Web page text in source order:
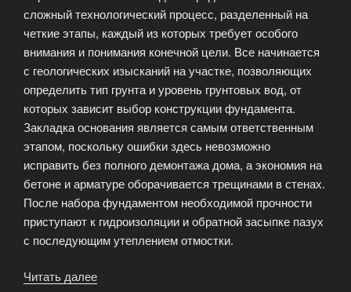
сложный технологический процесс, разделенный на
четкие этапы, каждый из которых требует особого
внимания и понимания конечной цели. Все начинается
с геологических изысканий на участке, позволяющих
определить тип грунта и уровень грунтовых вод, от
которых зависит выбор конструкции фундамента.
Закладка основания является самым ответственным
этапом, поскольку ошибки здесь невозможно
исправить без полного демонтажа дома, а экономия на
бетоне и арматуре оборачивается трещинами в стенах.
После набора фундаментом необходимой прочности
приступают к гидроизоляции и обратной засыпке пазух
с последующим утеплением отмостки.
Читать далее